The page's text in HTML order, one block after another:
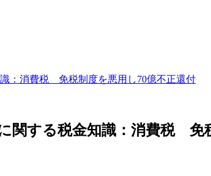
：消費税 免税制度を悪用し70億不正還付
関する税金知識：消費税 免